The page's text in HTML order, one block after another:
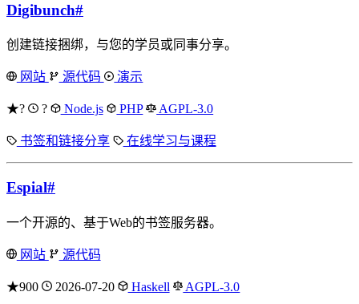
Digibunch#
创建链接捆绑，与您的学员或同事分享。
网站 源代码 演示
★? ? Node.js PHP AGPL-3.0
书签和链接分享 在线学习与课程
Espial#
一个开源的、基于Web的书签服务器。
网站 源代码
★900 2026-07-20 Haskell AGPL-3.0